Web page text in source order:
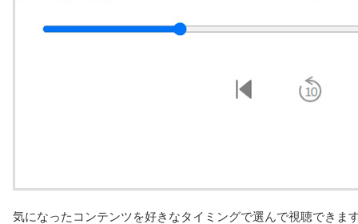
気になったコンテンツを好きなタイミングで選んで視聴できま